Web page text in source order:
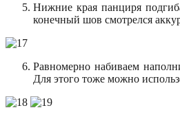
Нижние края панциря
конечный шов смотрелся
Равномерно набиваем
Для этого тоже можно